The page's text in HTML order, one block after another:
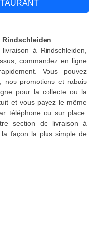
Rindschleiden
à Rindschleiden,
commandez en ligne
Vous pouvez
nos promotions et rabais
pour la collecte ou la
et vous payez le même
téléphone ou sur place.
section de livraison à
la façon la plus simple de